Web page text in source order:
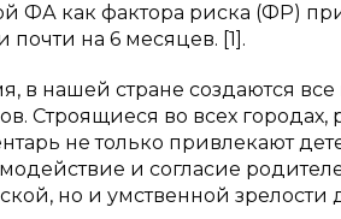
ФА как фактора риска (ФР)
почти на 6 месяцев. [1].
в нашей стране создаются
Строящиеся во всех
не только привлекают
и согласие
но и умственной зрелости